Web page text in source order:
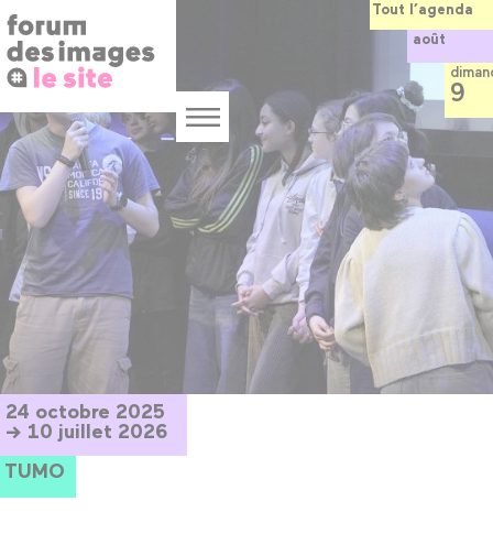
au
contenu
principal
Menu
24 octobre 2025
→ 10 juillet 2026
TUMO
Tout l’agenda
août
9